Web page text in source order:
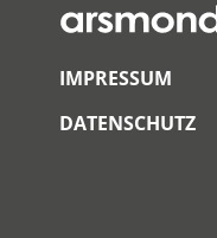
IMPRESSUM
DATENSCHUTZ